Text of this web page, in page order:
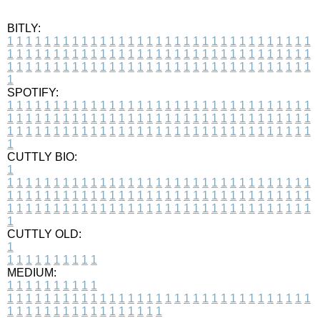
BITLY:
1 1 1 1 1 1 1 1 1 1 1 1 1 1 1 1 1 1 1 1 1 1 1 1 1 1 1 1 1 1 1 1 1
1 1 1 1 1 1 1 1 1 1 1 1 1 1 1 1 1 1 1 1 1 1 1 1 1 1 1 1 1 1 1 1 1
1 1 1 1 1 1 1 1 1 1 1 1 1 1 1 1 1 1 1 1 1 1 1 1 1 1 1 1 1 1 1 1 1
1
SPOTIFY:
1 1 1 1 1 1 1 1 1 1 1 1 1 1 1 1 1 1 1 1 1 1 1 1 1 1 1 1 1 1 1 1 1
1 1 1 1 1 1 1 1 1 1 1 1 1 1 1 1 1 1 1 1 1 1 1 1 1 1 1 1 1 1 1 1 1
1 1 1 1 1 1 1 1 1 1 1 1 1 1 1 1 1 1 1 1 1 1 1 1 1 1 1 1 1 1 1 1 1
1
CUTTLY BIO:
1
1 1 1 1 1 1 1 1 1 1 1 1 1 1 1 1 1 1 1 1 1 1 1 1 1 1 1 1 1 1 1 1 1
1 1 1 1 1 1 1 1 1 1 1 1 1 1 1 1 1 1 1 1 1 1 1 1 1 1 1 1 1 1 1 1 1
1 1 1 1 1 1 1 1 1 1 1 1 1 1 1 1 1 1 1 1 1 1 1 1 1 1 1 1 1 1 1 1 1
1
CUTTLY OLD:
1
1 1 1 1 1 1 1 1 1 1
MEDIUM:
1 1 1 1 1 1 1 1 1 1
1 1 1 1 1 1 1 1 1 1 1 1 1 1 1 1 1 1 1 1 1 1 1 1 1 1 1 1 1 1 1 1 1
1 1 1 1 1 1 1 1 1 1 1 1 1 1 1 1 1